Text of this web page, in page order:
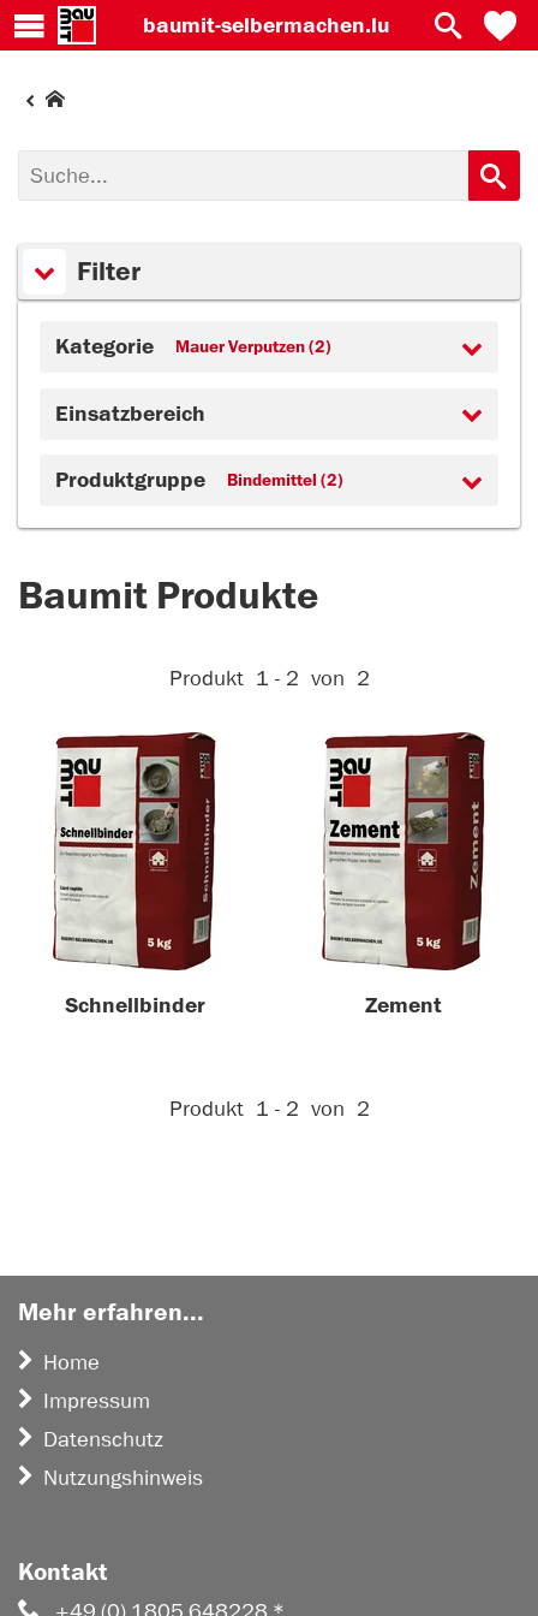
baumit-selbermachen.lu
Filter
Kategorie Mauer Verputzen (2)
Einsatzbereich
Produktgruppe Bindemittel (2)
Baumit Produkte
Aktive Filter:
Produkt 1 - 2 von 2
Schnellbinder Zement
Aktive Filter:
Produkt 1 - 2 von 2
Mehr erfahren...
Home
Impressum
Datenschutz
Nutzungshinweis
Kontakt